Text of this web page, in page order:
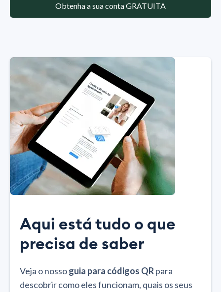
Obtenha a sua conta GRATUITA
Aqui está tudo o que
precisa de saber
Veja o nossoguia para códigos QRpara
descobrir como eles funcionam, quais os seus